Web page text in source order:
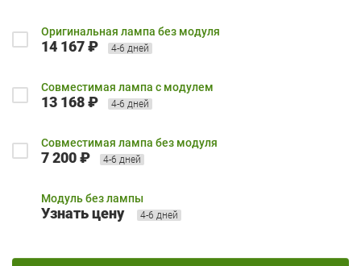
Оригинальная лампа без модуля
14 167 ₽ 4-6 дней
Совместимая лампа с модулем
13 168 ₽ 4-6 дней
Совместимая лампа без модуля
7 200 ₽ 4-6 дней
Модуль без лампы
Узнать цену 4-6 дней